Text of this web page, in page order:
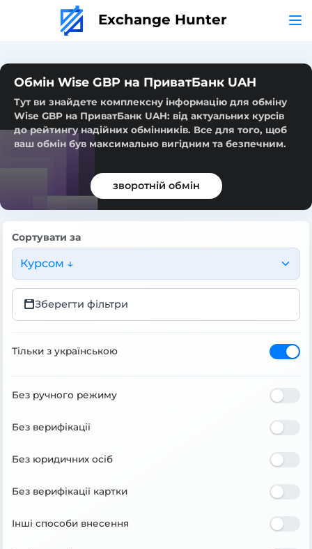
Exchange Hunter
Обмін Wise GBP на ПриватБанк UAH
Тут ви знайдете комплексну інформацію для обміну
Wise GBP на ПриватБанк UAH: від актуальних курсів
до рейтингу надійних обмінників. Все для того, щоб
ваш обмін був максимально вигідним та безпечним.
зворотній обмін
Сортувати за
Курсом ↓
Зберегти фільтри
Тільки з українською
Без ручного режиму
Без верифікації
Без юридичних осіб
Без верифікації картки
Інші способи внесення